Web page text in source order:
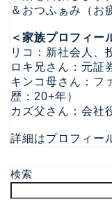
＆おつふぁみ（お
＜家族プロフィー
リコ：新社会人、
ロキ兄さん：元証
キンコ母さん：フ
歴：20+年）
カズ父さん：会社
詳細はプロフィー
検索